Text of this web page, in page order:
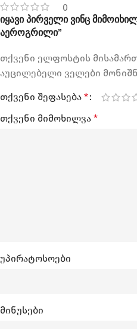
0
იყავი პირველი ვინც
აეროგრილი”
თქვენი ელფოსტის
აუცილებელი ველები
თქვენი შეფასება *
თქვენი მიმოხილვა *
უპირატოსოები
მინუსები